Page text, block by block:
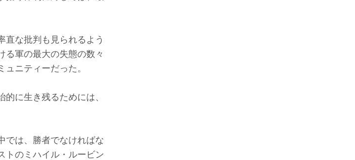
な批判も見られるよう
る軍の最大の失態の数々
ニティーだった。
に生き残るためには、
では、勝者でなければな
トのミハイル・ルービン